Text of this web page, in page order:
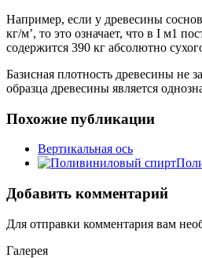
Например, если у древесины
кг/м’, то это означает, что в I м1
содержится 390 кг абсолютно
Базисная плотность древесины не
образца древесины является
Похожие публикации
Вертикальная ось
Добавить комментарий
Для отправки комментария вам
Галерея